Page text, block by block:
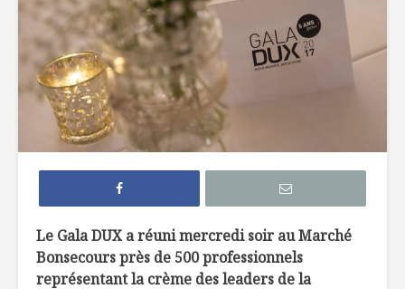
Le Gala DUX a réuni mercredi soir au Marché
Bonsecours près de 500 professionnels
représentant la crème des leaders de la
7 façons de
remplacer le pain
dans nos
hamburgers
Québec à
découvrir !
Osez les flambés !
menthe,
Belles